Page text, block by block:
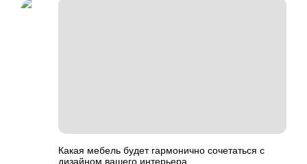
Какая мебель будет гармонично сочетаться с
дизайном вашего интерьера